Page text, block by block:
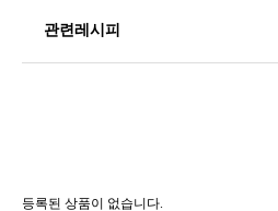
관련레시피
등록된 상품이 없습니다.